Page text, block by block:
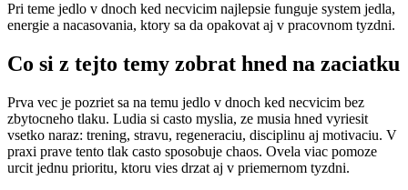
Pri teme jedlo v dnoch ked necvicim najlepsie funguje system jedla,
energie a nacasovania, ktory sa da opakovat aj v pracovnom tyzdni.
Co si z tejto temy zobrat hned na zaciatku
Prva vec je pozriet sa na temu jedlo v dnoch ked necvicim bez
zbytocneho tlaku. Ludia si casto myslia, ze musia hned vyriesit
vsetko naraz: trening, stravu, regeneraciu, disciplinu aj motivaciu. V
praxi prave tento tlak casto sposobuje chaos. Ovela viac pomoze
urcit jednu prioritu, ktoru vies drzat aj v priemernom tyzdni.